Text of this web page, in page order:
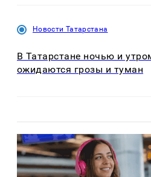
Новости Татарстана
В Татарстане ночью и
ожидаются грозы и туман